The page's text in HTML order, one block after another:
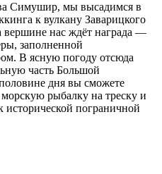
Симушир, мы высадимся в
к вулкану Заварицкого
нас ждёт награда —
заполненной
В ясную погоду отсюда
часть Большой
дня вы сможете
рыбалку на треску и
исторической пограничной